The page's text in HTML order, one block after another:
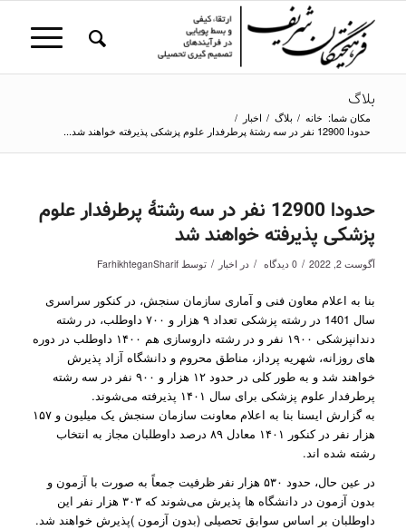
بلاگ
مکان شما: خانه / بلاگ / اخبار /
حدودا 12900 نفر در سه رشتۀ پرطرفدار علوم پزشکی پذیرفته خواهند شد...
حدودا 12900 نفر در سه رشتۀ پرطرفدار علوم
پزشکی پذیرفته خواهند شد
آگوست 2, 2022 / 0 دیدگاه / در اخبار / توسط FarhikhteganSharif
بنا به اعلام معاون فنی و آماری سازمان سنجش، در کنکور سراسری
سال 1401 در رشته پزشکی تعداد ۹ هزار و ۷۰۰ داوطلب، در رشته
دندانپزشکی ۱۹۰۰ نفر و در رشته داروسازی هم ۱۴۰۰ داوطلب در دوره
های روزانه، شهریه پرداز، مناطق محروم و دانشگاه آزاد پذیرش
خواهند شد و به طور کلی در حدود ۱۲ هزار و ۹۰۰ نفر در سه رشته
پرطرفدار علوم پزشکی برای سال ۱۴۰۱ پذیرفته می‌شوند.
به گزارش ایسنا بنا به اعلام معاونت سازمان سنجش یک میلیون و ۱۵۷
هزار نفر در کنکور ۱۴۰۱ معادل ۸۹ درصد داوطلبان مجاز به انتخاب
رشته شده اند.
در عین حال، حدود ۵۳۰ هزار نفر ظرفیت جمعاً به صورت با آزمون و
بدون آزمون در دانشگاه ها پذیرش می‌شوند که ۳۰۳ هزار نفر این
داوطلبان بر اساس سوابق تحصیلی (بدون آزمون )پذیرش خواهند شد.